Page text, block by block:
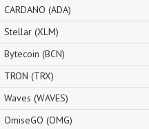
CARDANO (ADA)
Stellar (XLM)
Bytecoin (BCN)
TRON (TRX)
Waves (WAVES)
OmiseGO (OMG)